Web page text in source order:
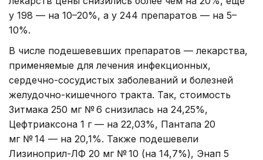
у 198 — на 10–20%, а у 244 препаратов — на 5–
10%.
В числе подешевевших препаратов — лекарства,
применяемые для лечения инфекционных,
сердечно-сосудистых заболеваний и болезней
желудочно-кишечного тракта. Так, стоимость
Зитмака 250 мг № 6 снизилась на 24,25%,
Цефтриаксона 1 г — на 22,03%, Пантапа 20
мг № 14 — на 20,1%. Также подешевели
Лизиноприл-ЛФ 20 мг № 10 (на 14,7%), Энап 5